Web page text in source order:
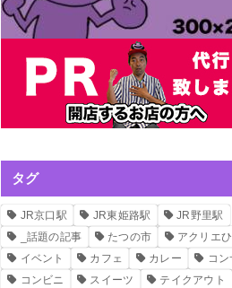
タグ
JR京口駅 JR東姫路駅
JR野里駅
_話題の記事
たつの市
アクリエ
イベント
カフェ カレー
コン
コンビニ
スイーツ テイクアウト